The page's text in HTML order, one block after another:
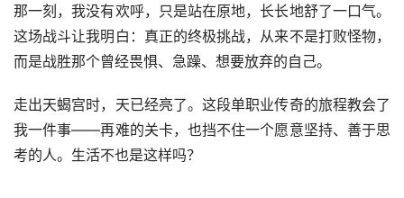
那一刻，我没有欢呼，只是站在原地，长长地舒了一口气。
这场战斗让我明白：真正的终极挑战，从来不是打败怪物，
而是战胜那个曾经畏惧、急躁、想要放弃的自己。
走出天蝎宫时，天已经亮了。这段单职业传奇的旅程教会了
我一件事——再难的关卡，也挡不住一个愿意坚持、善于思
考的人。生活不也是这样吗？